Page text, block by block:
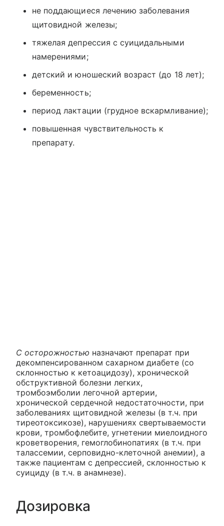
не поддающиеся лечению заболевания
щитовидной железы;
тяжелая депрессия с суицидальными
намерениями;
детский и юношеский возраст (до 18 лет);
беременность;
период лактации (грудное вскармливание);
повышенная чувствительность к
препарату.
С осторожностью назначают препарат при
декомпенсированном сахарном диабете (со
склонностью к кетоацидозу), хронической
обструктивной болезни легких,
тромбоэмболии легочной артерии,
хронической сердечной недостаточности, при
заболеваниях щитовидной железы (в т.ч. при
тиреотоксикозе), нарушениях свертываемости
крови, тромбофлебите, угнетении миелоидного
кроветворения, гемоглобинопатиях (в т.ч. при
талассемии, серповидно-клеточной анемии), а
также пациентам с депрессией, склонностью к
суициду (в т.ч. в анамнезе).
Дозировка